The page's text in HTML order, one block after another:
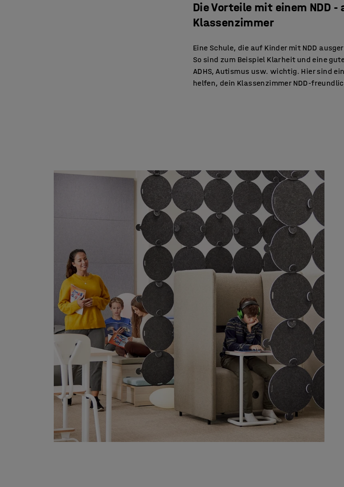
Die Vorteile mit einem NDD -
Klassenzimmer
Eine Schule, die auf Kinder mit NDD
So sind zum Beispiel Klarheit und eine
ADHS, Autismus usw. wichtig. Hier sind
helfen, dein Klassenzimmer NDD-